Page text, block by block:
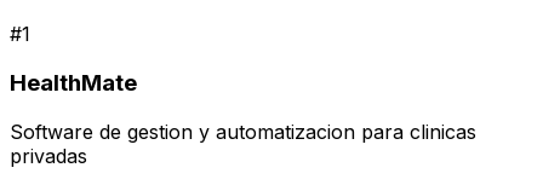
#1
HealthMate
Software de gestion y automatizacion para clinicas
privadas